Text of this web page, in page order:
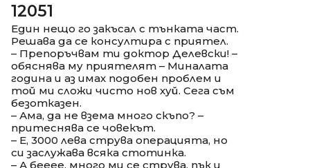
12051
Един нещо го закъсал с тънката част.
Решава да се консултира с приятел.
– Препоръчвам ти доктор Делевски! –
обяснява му приятелят – Миналата
година и аз имах подобен проблем и
той ми сложи чисто нов хуй. Сега съм
безотказен.
– Ама, да не взема много скъпо? –
притеснява се човекът.
– Е, 3000 лева струва операцията, но
си заслужава всяка стотинка.
– А бееее, много ми се струва, пък и